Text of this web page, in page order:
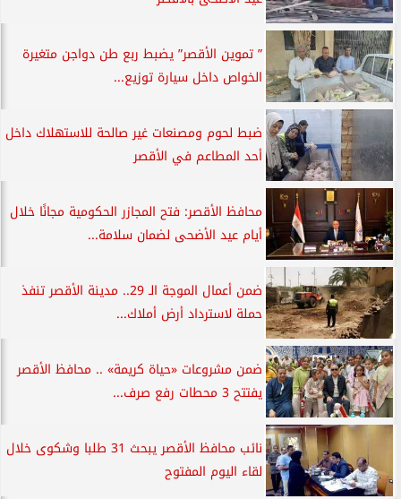
” تموين الأقصر” يضبط ربع طن دواجن متغيرة
الخواص داخل سيارة توزيع...
ضبط لحوم ومصنعات غير صالحة للاستهلاك داخل
أحد المطاعم في الأقصر
محافظ الأقصر: فتح المجازر الحكومية مجانًا خلال
أيام عيد الأضحى لضمان سلامة...
ضمن أعمال الموجة الـ 29.. مدينة الأقصر تنفذ
حملة لاسترداد أرض أملاك...
ضمن مشروعات «حياة كريمة» .. محافظ الأقصر
يفتتح 3 محطات رفع صرف...
نائب محافظ الأقصر يبحث 31 طلبا وشكوى خلال
لقاء اليوم المفتوح